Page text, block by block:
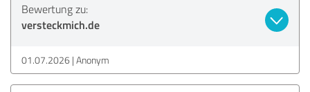
Bewertung zu:
versteckmich.de
01.07.2026 Anonym